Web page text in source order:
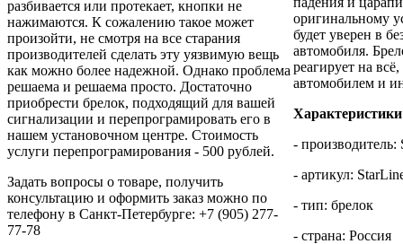
разбивается или протекает, кнопки не
нажимаются. К сожалению такое может
произойти, не смотря на все старания
производителей сделать эту уязвимую вещь
как можно более надежной. Однако проблема
решаема и решаема просто. Достаточно
приобрести брелок, подходящий для вашей
сигнализации и перепрограмировать его в
нашем установочном центре. Стоимость
услуги перепрограмирования - 500 рублей.
Задать вопросы о товаре, получить
консультацию и оформить заказ можно по
телефону в Санкт-Петербурге: +7 (905) 277-
77-78
оригинальному
будет уверен в
автомобиля.
реагирует на
автомобилем и
Характеристики
- производитель:
- артикул:
- тип: брелок
- страна: Россия